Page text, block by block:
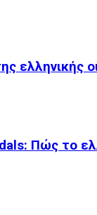
ελληνικής
Πώς το